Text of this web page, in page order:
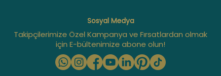
Sosyal Medya
Takipçilerimize Özel Kampanya ve Fırsatlardan olmak
için E-bültenimize abone olun!